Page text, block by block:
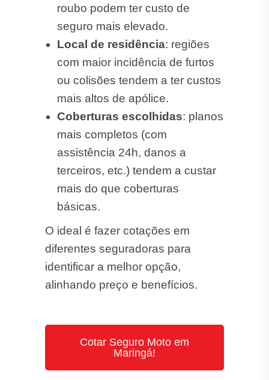
roubo podem ter custo de
seguro mais elevado.
Local de residência: regiões
com maior incidência de furtos
ou colisões tendem a ter custos
mais altos de apólice.
Coberturas escolhidas: planos
mais completos (com
assistência 24h, danos a
terceiros, etc.) tendem a custar
mais do que coberturas
básicas.
O ideal é fazer cotações em
diferentes seguradoras para
identificar a melhor opção,
alinhando preço e benefícios.
Cotar Seguro Moto em
Maringá!